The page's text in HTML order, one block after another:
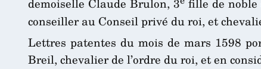
demoiselle Claude Brulon, 3 fille de
conseiller au Conseil privé du roi, et
Lettres patentes du mois de mars 1598
Breil, chevalier de l’ordre du roi, et en